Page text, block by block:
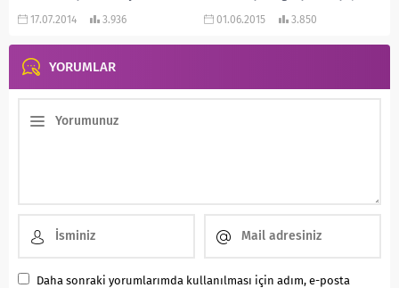
harika bir pilav...
17.07.2014 3.936 01.06.2015 3.850
YORUMLAR
Daha sonraki yorumlarımda kullanılması için adım, e-posta